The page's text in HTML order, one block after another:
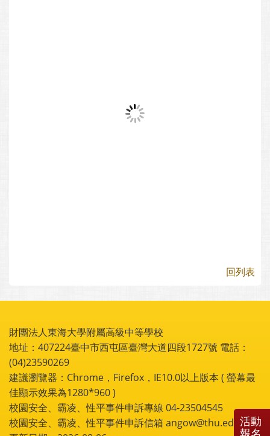
回列表
財團法人東海大學附屬高級中等學校
地址：407224臺中市西屯區臺灣大道四段1727號 電話：
(04)23590269
建議瀏覽器：Chrome，Firefox，IE10.0以上版本 ( 螢幕最
佳顯示效果為1280*960 )
校園安全、霸凌、性平事件申訴專線 04-23504545
校園安全、霸凌、性平事件申訴信箱 angow@thu.edu.tw
活動
報名